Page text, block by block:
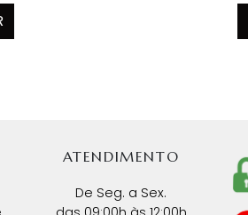
ATENDIMENTO
De Seg. a Sex.